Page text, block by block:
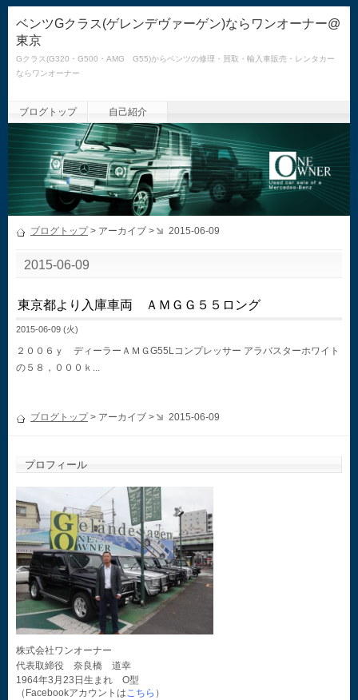
ベンツGクラス(ゲレンデヴァーゲン)ならワンオーナー@
東京
Gクラス(G320・G500・AMG G55)からベンツの修理・買取・輸入車販売・レンタカー
ならワンオーナー
ブログトップ 自己紹介
ブログトップ> アーカイブ > 2015-06-09
2015-06-09
東京都より入庫車両 ＡＭＧＧ５５ロング
2015-06-09 (火)
２００６ｙ ディーラーＡＭＧG55Lコンプレッサー アラバスターホワイト
の５８，０００ｋ...
ブログトップ> アーカイブ > 2015-06-09
プロフィール
株式会社ワンオーナー
代表取締役 奈良橋 道幸
1964年3月23日生まれ O型
（Facebookアカウントはこちら ）